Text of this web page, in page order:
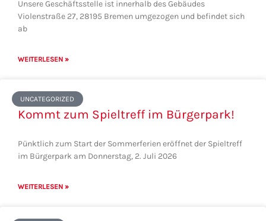
Unsere Geschäftsstelle ist innerhalb des Gebäudes
Violenstraße 27, 28195 Bremen umgezogen und befindet sich
ab
WEITERLESEN »
UNCATEGORIZED
Kommt zum Spieltreff im Bürgerpark!
Pünktlich zum Start der Sommerferien eröffnet der Spieltreff
im Bürgerpark am Donnerstag, 2. Juli 2026
WEITERLESEN »